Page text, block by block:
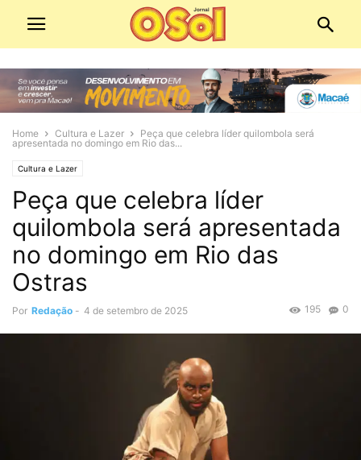
Home Cultura e Lazer
Peça que celebra líder quilombola será
apresentada no domingo em Rio das...
Cultura e Lazer
Peça que celebra líder
quilombola será apresentada
no domingo em Rio das
Ostras
Por Redação - 4 de setembro de 2025 0
195